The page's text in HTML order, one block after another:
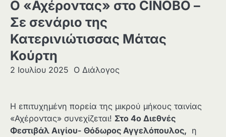
Ο «Αχέροντας» στο CINOBO –
Σε σενάριο της
Κατερινιώτισσας Μάτας
Κούρτη
2 Ιουλίου 2025 Ο Διάλογος
Η επιτυχημένη πορεία της μικρού μήκους ταινίας
«Αχέροντας» συνεχίζεται! Στο 4ο Διεθνές
Φεστιβάλ Αιγίου- Θόδωρος Αγγελόπουλος, η